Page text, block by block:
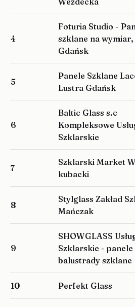
4
Foturia Studio -
szklane na
Gdańsk
5
Panele Szklane
Lustra Gdańsk
6
Baltic Glass s.c
Kompleksowe
Szklarskie
7
Szklarski Market
kubacki
8
Stylglass Zakład
Mańczak
9
SHOWGLASS
Szklarskie - panele
balustrady szklane
10 Perfekt Glass